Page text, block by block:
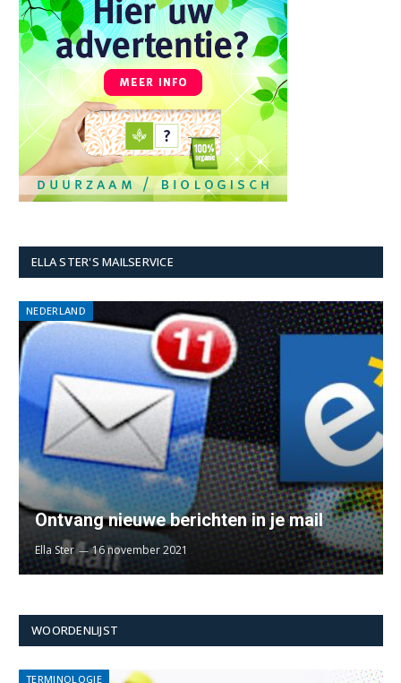
ELLA STER'S MAILSERVICE
NEDERLAND
Ontvang nieuwe berichten in je mail
Ella Ster 16 november 2021
WOORDENLIJST
TERMINOLOGIE